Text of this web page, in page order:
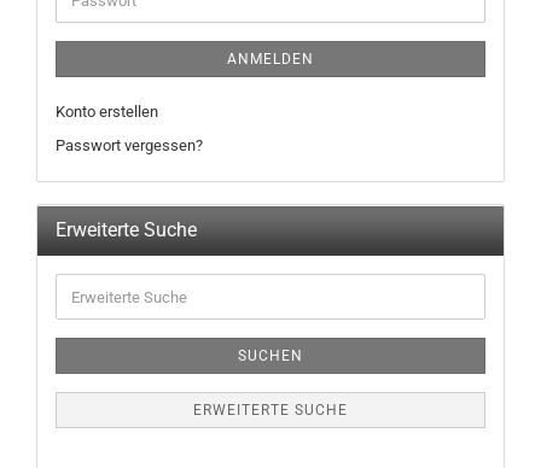
ANMELDEN
Konto erstellen
Passwort vergessen?
Erweiterte Suche
SUCHEN
ERWEITERTE SUCHE